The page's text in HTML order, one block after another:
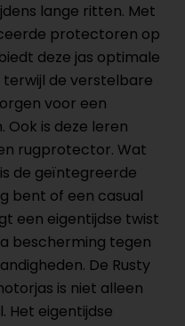
lange ritten. Met
protectoren op
deze jas optimale
de verstelbare
voor een
is deze leren
rugprotector. Wat
de geïntegreerde
bent of een casual
een eigentijdse twist
bescherming tegen
De Rusty
is niet alleen
Het eigentijdse